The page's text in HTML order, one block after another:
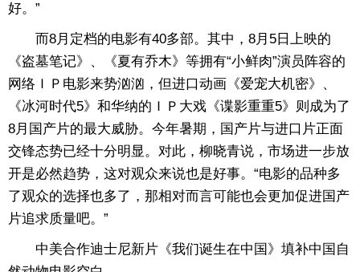
好。”
而8月定档的电影有40多部。其中，8月5日上映的
《盗墓笔记》、《夏有乔木》等拥有“小鲜肉”演员阵容的
网络ＩＰ电影来势汹汹，但进口动画《爱宠大机密》、
《冰河时代5》和华纳的ＩＰ大戏《谍影重重5》则成为了
8月国产片的最大威胁。今年暑期，国产片与进口片正面
交锋态势已经十分明显。对此，柳晓青说，市场进一步放
开是必然趋势，这对观众来说也是好事。“电影的品种多
了观众的选择也多了，那相对而言可能也会更加促进国产
片追求质量吧。”
中美合作迪士尼新片《我们诞生在中国》填补中国自